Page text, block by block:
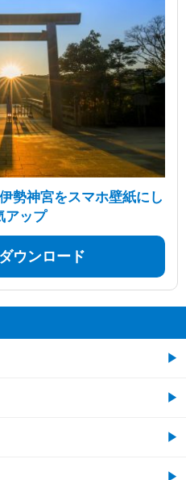
勢神宮をスマホ壁紙にし
アップ
ウンロード